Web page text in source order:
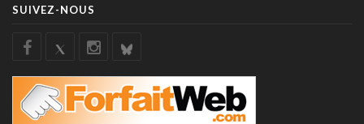
SUIVEZ-NOUS